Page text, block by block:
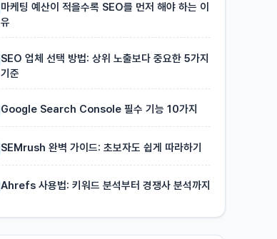
마케팅 예산이 적을수록 SEO를 먼저 해야 하는 이
유
SEO 업체 선택 방법: 상위 노출보다 중요한 5가지
기준
Google Search Console 필수 기능 10가지
SEMrush 완벽 가이드: 초보자도 쉽게 따라하기
Ahrefs 사용법: 키워드 분석부터 경쟁사 분석까지